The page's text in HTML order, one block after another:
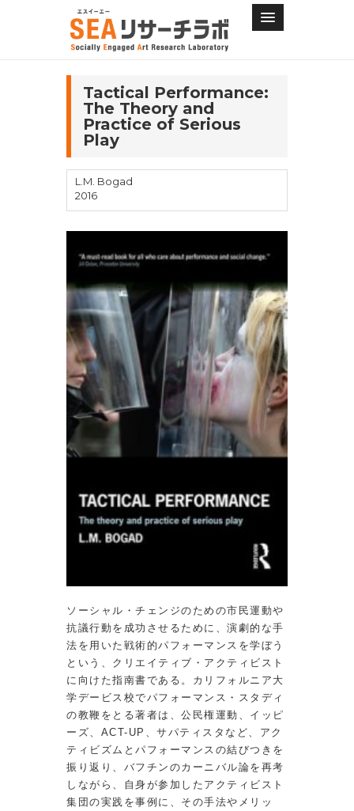
Tactical Performance:
The Theory and
Practice of Serious
Play
L.M. Bogad
2016
ソーシャル・チェンジのための市民運動や
抗議行動を成功させるために、演劇的な手
法を用いた戦術的パフォーマンスを学ぼう
という、クリエイティブ・アクティビスト
に向けた指南書である。カリフォルニア大
学デービス校でパフォーマンス・スタディ
の教鞭をとる著者は、公民権運動、イッピ
ーズ、ACT-UP、サパティスタなど、アク
ティビズムとパフォーマンスの結びつきを
振り返り、バフチンのカーニバル論を再考
しながら、自身が参加したアクティビスト
集団の実践を事例に、その手法やメリッ